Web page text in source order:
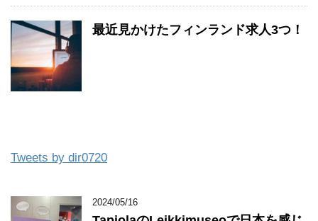
最近見かけたフィンランド求人3つ！
Tweets by dir0720
2024/05/16